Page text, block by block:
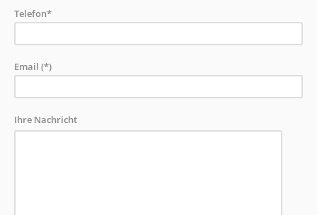
Telefon*
Email (*)
Ihre Nachricht